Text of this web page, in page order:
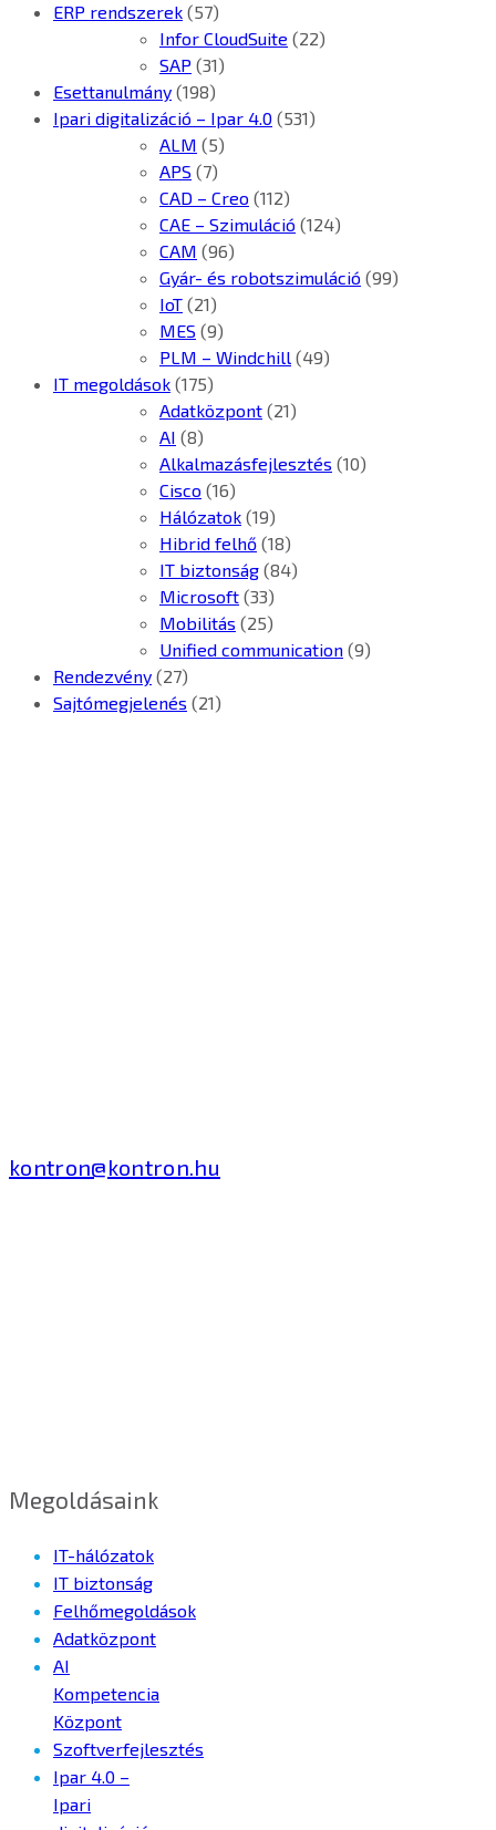
ERP rendszerek (57)
Infor CloudSuite (22)
SAP (31)
Esettanulmány (198)
Ipari digitalizáció – Ipar 4.0 (531)
ALM (5)
APS (7)
CAD – Creo (112)
CAE – Szimuláció (124)
CAM (96)
Gyár- és robotszimuláció (99)
IoT (21)
MES (9)
PLM – Windchill (49)
IT megoldások (175)
Adatközpont (21)
AI (8)
Alkalmazásfejlesztés (10)
Cisco (16)
Hálózatok (19)
Hibrid felhő (18)
IT biztonság (84)
Microsoft (33)
Mobilitás (25)
Unified communication (9)
Rendezvény (27)
Sajtómegjelenés (21)
kontron@kontron.hu
Megoldásaink
IT-hálózatok
IT biztonság
Felhőmegoldások
Adatközpont
AI
Kompetencia
Központ
Szoftverfejlesztés
Ipar 4.0 –
Ipari